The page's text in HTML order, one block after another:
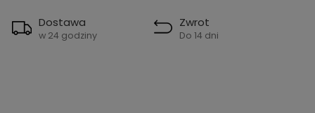
Dostawa
w 24 godziny
Zwrot
Do 14 dni